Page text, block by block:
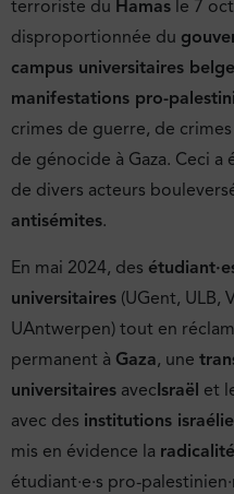
terroriste du Hamas le 7
disproportionnée du
campus universitaires
manifestations pro-
crimes de guerre, de
de génocide à Gaza. Ceci
de divers acteurs
antisémites.
En mai 2024, des
universitaires (UGent, ULB,
UAntwerpen) tout en
permanent à Gaza, une
universitaires avecIsraël et
avec des institutions
mis en évidence la
étudiant·e·s pro-